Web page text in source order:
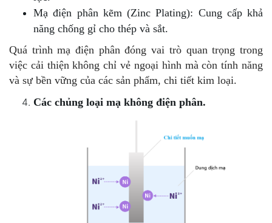
Mạ điện phân kẽm (Zinc Plating): Cung cấp khả
năng chống gỉ cho thép và sắt.
Quá trình mạ điện phân đóng vai trò quan trọng trong
việc cải thiện không chỉ vẻ ngoại hình mà còn tính năng
và sự bền vững của các sản phẩm, chi tiết kim loại.
Các chủng loại mạ không điện phân.